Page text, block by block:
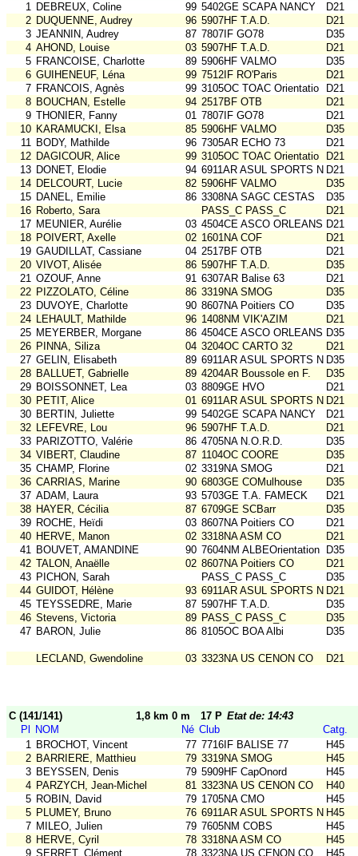
1 DEBREUX, Coline 99 5402GE SCAPA NANCY
D21
2 DUQUENNE, Audrey 96 5907HF T.A.D.
D21
3 JEANNIN, Audrey 87 7807IF GO78
D35
4 AHOND, Louise 03 5907HF T.A.D.
D21
5 FRANCOISE, Charlotte 89 5906HF VALMO
D35
6 GUIHENEUF, Léna 99 7512IF RO'Paris
D21
7 FRANCOIS, Agnès 99 3105OC TOAC Orientatio
D21
8 BOUCHAN, Estelle 94 2517BF OTB
D21
9 THONIER, Fanny 01 7807IF GO78
D21
10 KARAMUCKI, Elsa 85 5906HF VALMO
D35
11 BODY, Mathilde 96 7305AR ECHO 73
D21
12 DAGICOUR, Alice 99 3105OC TOAC Orientatio
D21
13 DONET, Elodie 94 6911AR ASUL SPORTS NATD21
14 DELCOURT, Lucie 82 5906HF VALMO
D35
15 DANEL, Emilie 86 3308NA SAGC CESTAS
D35
16 Roberto, Sara PASS_C PASS_C
D21
17 MEUNIER, Aurélie 03 4504CE ASCO ORLEANS D21
18 POIVERT, Axelle 02 1601NA COF
D21
19 GAUDILLAT, Cassiane 04 2517BF OTB
D21
20 VIVOT, Alisée 86 5907HF T.A.D.
D35
21 OZOUF, Anne 91 6307AR Balise 63
D21
22 PIZZOLATO, Céline 86 3319NA SMOG
D35
23 DUVOYE, Charlotte 90 8607NA Poitiers CO
D35
24 LEHAULT, Mathilde 96 1408NM VIK'AZIM
D21
25 MEYERBER, Morgane 86 4504CE ASCO ORLEANS D35
26 PINNA, Siliza 04 3204OC CARTO 32
D21
27 GELIN, Elisabeth 89 6911AR ASUL SPORTS NATD35
28 BALLUET, Gabrielle 89 4204AR Boussole en F.
D35
29 BOISSONNET, Lea 03 8809GE HVO
D21
30 PETIT, Alice 01 6911AR ASUL SPORTS NATD21
30 BERTIN, Juliette 99 5402GE SCAPA NANCY
D21
32 LEFEVRE, Lou 96 5907HF T.A.D.
D21
33 PARIZOTTO, Valérie 86 4705NA N.O.R.D.
D35
34 VIBERT, Claudine 87 1104OC COORE
D35
35 CHAMP, Florine 02 3319NA SMOG
D21
36 CARRIAS, Marine 90 6803GE COMulhouse
D35
37 ADAM, Laura 93 5703GE T.A. FAMECK
D21
38 HAYER, Cécilia 87 6709GE SCBarr
D35
39 ROCHE, Heïdi 03 8607NA Poitiers CO
D21
40 HERVE, Manon 02 3318NA ASM CO
D21
41 BOUVET, AMANDINE 90 7604NM ALBEOrientation
D35
42 TALON, Anaëlle 02 8607NA Poitiers CO
D21
43 PICHON, Sarah PASS_C PASS_C
D35
44 GUIDOT, Hélène 93 6911AR ASUL SPORTS NATD21
45 TEYSSEDRE, Marie 87 5907HF T.A.D.
D35
46 Stevens, Victoria 89 PASS_C PASS_C
D35
47 BARON, Julie 86 8105OC BOA Albi D35
LECLAND, Gwendoline 03 3323NA US CENON CO D21
C (141/141) 1,8 km 0 m 17 P Etat de: 14:43
Pl
NOM Né Club
Catg.
1 BROCHOT, Vincent 77 7716IF BALISE 77
H45
2 BARRIERE, Matthieu 79 3319NA SMOG
H45
3 BEYSSEN, Denis 79 5909HF CapOnord
H45
4 PARZYCH, Jean-Michel 81 3323NA US CENON CO
H40
5 ROBIN, David 79 1705NA CMO
H45
5 PLUMEY, Bruno 76 6911AR ASUL SPORTS NATH45
7 MILEO, Julien 79 7605NM COBS
H45
8 HERVE, Cyril 78 3318NA ASM CO
H45
9 SERRET, Clément 78 3323NA US CENON CO
H45